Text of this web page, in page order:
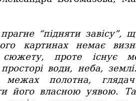
“підняти завісу”,
картинах немає
сюжету, проте існує
води, неба,
полотна,
його власною уявою.